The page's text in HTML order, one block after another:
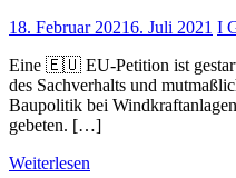
18. Februar 20216. Juli 2021 I
Eine 🇪🇺 EU-Petition ist
des Sachverhalts und
Baupolitik bei
gebeten. […]
Weiterlesen